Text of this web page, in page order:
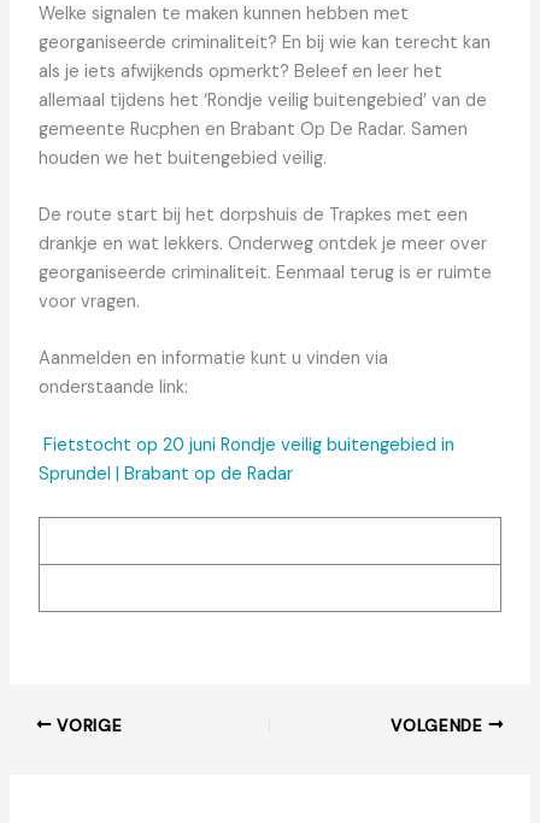
Welke signalen te maken kunnen hebben met
georganiseerde criminaliteit? En bij wie kan terecht kan
als je iets afwijkends opmerkt? Beleef en leer het
allemaal tijdens het ‘Rondje veilig buitengebied’ van de
gemeente Rucphen en Brabant Op De Radar. Samen
houden we het buitengebied veilig.
De route start bij het dorpshuis de Trapkes met een
drankje en wat lekkers. Onderweg ontdek je meer over
georganiseerde criminaliteit. Eenmaal terug is er ruimte
voor vragen.
Aanmelden en informatie kunt u vinden via
onderstaande link:
Fietstocht op 20 juni Rondje veilig buitengebied in
Sprundel | Brabant op de Radar
VORIGE VOLGENDE